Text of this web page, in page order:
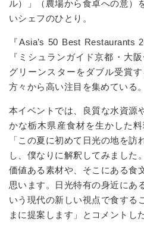
ル）」（農場から食卓への意）
いシェフのひとり。
『Asia’s 50 Best Restaurants
『ミシュランガイド京都・大
グリーンスターをダブル受賞
方々から高い注目を集めている。
本イベントでは、良質な水資源
かな栃木県産食材を生かした
「この夏に初めて日光の地を
し、僕なりに解釈してみました
価値ある素材や、そこにある食
思います。日光特有の身近にあ
いう現代の新しい視点で食する
まに提案します」とコメントした